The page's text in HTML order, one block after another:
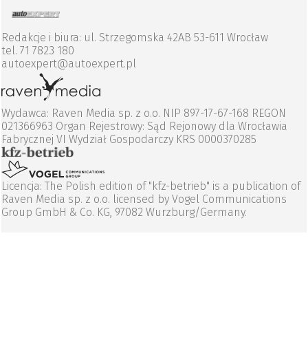
Redakcje i biura: ul. Strzegomska 42AB 53-611 Wrocław
tel. 71 7823 180
autoexpert@autoexpert.pl
Wydawca: Raven Media sp. z o.o. NIP 897-17-67-168 REGON
021366963 Organ Rejestrowy: Sąd Rejonowy dla Wrocławia
Fabrycznej VI Wydział Gospodarczy KRS 0000370285
Licencja: The Polish edition of "kfz-betrieb" is a publication of
Raven Media sp. z o.o. licensed by Vogel Communications
Group GmbH & Co. KG, 97082 Wurzburg/Germany.